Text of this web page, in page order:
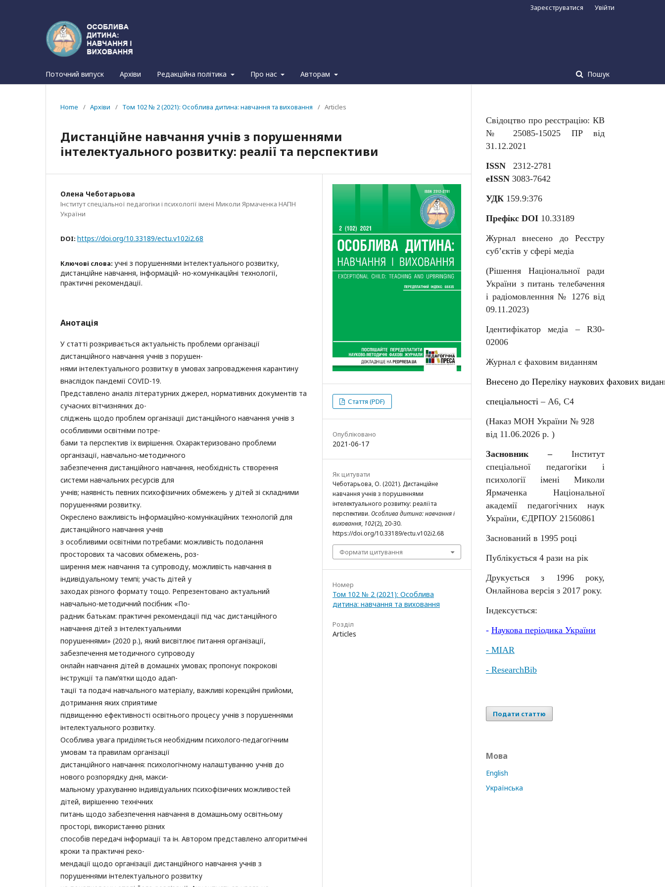
Поточний випуск Архіви Редакційна політика Про нас Авторам Пошук
Зареєструватися Увійти
Home / Архіви / Том 102 № 2 (2021): Особлива дитина: навчання та виховання / Articles
Дистанційне навчання учнів з порушеннями
інтелектуального розвитку: реалії та перспективи
Олена Чеботарьова
Інститут спеціальної педагогіки і психології імені Миколи Ярмаченка НАПН
України
DOI: https://doi.org/10.33189/ectu.v102i2.68
Ключові слова: учні з порушеннями інтелектуального розвитку,
дистанційне навчання, інформацій- но-комунікаційні технології,
практичні рекомендації.
Анотація
У статті розкривається актуальність проблеми організації
дистанційного навчання учнів з порушен-
нями інтелектуального розвитку в умовах запровадження карантину
внаслідок пандемії COVID-19.
Представлено аналіз літературних джерел, нормативних документів та
сучасних вітчизняних до-
сліджень щодо проблем організації дистанційного навчання учнів з
особливими освітніми потре-
бами та перспектив їх вирішення. Охарактеризовано проблеми
організації, навчально-методичного
забезпечення дистанційного навчання, необхідність створення
системи навчальних ресурсів для
учнів; наявність певних психофізичних обмежень у дітей зі складними
порушеннями розвитку.
Окреслено важливість інформаційно-комунікаційних технологій для
дистанційного навчання учнів
з особливими освітніми потребами: можливість подолання
просторових та часових обмежень, роз-
ширення меж навчання та супроводу, можливість навчання в
індивідуальному темпі; участь дітей у
заходах різного формату тощо. Репрезентовано актуальний
навчально-методичний посібник «По-
радник батькам: практичні рекомендації під час дистанційного
навчання дітей з інтелектуальними
порушеннями» (2020 р.), який висвітлює питання організації,
забезпечення методичного супроводу
онлайн навчання дітей в домашніх умовах; пропонує покрокові
інструкції та пам’ятки щодо адап-
тації та подачі навчального матеріалу, важливі корекційні прийоми,
дотримання яких сприятиме
підвищенню ефективності освітнього процесу учнів з порушеннями
інтелектуального розвитку.
Особлива увага приділяється необхідним психолого-педагогічним
умовам та правилам організації
дистанційного навчання: психологічному налаштуванню учнів до
нового розпорядку дня, макси-
мальному урахуванню індивідуальних психофізичних можливостей
дітей, вирішенню технічних
питань щодо забезпечення навчання в домашньому освітньому
просторі, використанню різних
способів передачі інформації та ін. Автором представлено алгоритмічні
кроки та практичні реко-
мендації щодо організації дистанційного навчання учнів з
порушеннями інтелектуального розвитку
Стаття (PDF)
Опубліковано
2021-06-17
Як цитувати
Чеботарьова, О. (2021). Дистанційне
навчання учнів з порушеннями
інтелектуального розвитку: реалії та
перспективи. Особлива дитина: навчання і
виховання, 102(2), 20-30.
https://doi.org/10.33189/ectu.v102i2.68
Формати цитування
Номер
Том 102 № 2 (2021): Особлива
дитина: навчання та виховання
Розділ
Articles
Свідоцтво про реєстрацію: КВ
№ 25085-15025 ПР від
31.12.2021
ISSN 2312-2781
eISSN 3083-7642
УДК 159.9:376
Префікс DOI 10.33189
Журнал внесено до Реєстру
суб’єктів у сфері медіа
(Рішення Національної ради
України з питань телебачення
і радіомовленння № 1276 від
09.11.2023)
Ідентифікатор медіа – R30-
02006
Журнал є фаховим виданням
Внесено до Перелiку наукових фахових
спеціальності–А6, С4
(Наказ МОН України № 928
від 11.06.2026 р. )
Засновник – Інститут
спеціальної педагогіки і
психології імені Миколи
Ярмаченка Національної
академії педагогічних наук
України, ЄДРПОУ 21560861
Заснований в 1995 році
Публікується 4 рази на рік
Друкується з 1996 року,
Онлайнова версія з 2017 року.
Індексується:
- Наукова періодика України
- MIAR
- ResearchBib
Подати статтю
Мова
English
Українська